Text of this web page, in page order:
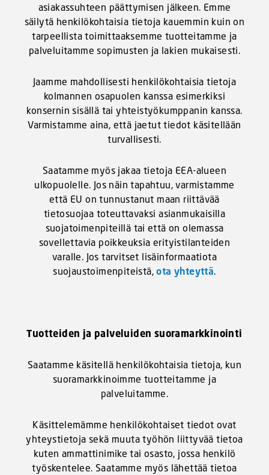
asiakassuhteen päättymisen jälkeen. Emme
säilytä henkilökohtaisia tietoja kauemmin kuin on
tarpeellista toimittaaksemme tuotteitamme ja
palveluitamme sopimusten ja lakien mukaisesti.
Jaamme mahdollisesti henkilökohtaisia tietoja
kolmannen osapuolen kanssa esimerkiksi
konsernin sisällä tai yhteistyökumppanin kanssa.
Varmistamme aina, että jaetut tiedot käsitellään
turvallisesti.
Saatamme myös jakaa tietoja EEA-alueen
ulkopuolelle. Jos näin tapahtuu, varmistamme
että EU on tunnustanut maan riittävää
tietosuojaa toteuttavaksi asianmukaisilla
suojatoimenpiteillä tai että on olemassa
sovellettavia poikkeuksia erityistilanteiden
varalle. Jos tarvitset lisäinformaatiota
suojaustoimenpiteistä,ota yhteyttä
Tuotteiden ja palveluiden suoramarkkinointi
Saatamme käsitellä henkilökohtaisia tietoja, kun
suoramarkkinoimme tuotteitamme ja
palveluitamme.
Käsittelemämme henkilökohtaiset tiedot ovat
yhteystietoja sekä muuta työhön liittyvää tietoa
kuten ammattinimike tai osasto, jossa henkilö
työskentelee. Saatamme myös lähettää tietoa